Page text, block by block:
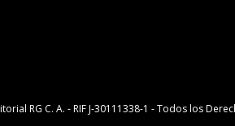
RG C. A. - RIF J-30111338-1 - Todos los